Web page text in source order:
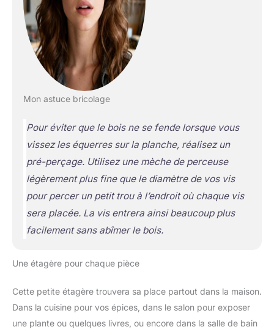
Mon astuce bricolage
Pour éviter que le bois ne se fende lorsque vous
vissez les équerres sur la planche, réalisez un
pré-perçage. Utilisez une mèche de perceuse
légèrement plus fine que le diamètre de vos vis
pour percer un petit trou à l’endroit où chaque vis
sera placée. La vis entrera ainsi beaucoup plus
facilement sans abîmer le bois.
Une étagère pour chaque pièce
Cette petite étagère trouvera sa place partout dans la maison.
Dans la cuisine pour vos épices, dans le salon pour exposer
une plante ou quelques livres, ou encore dans la salle de bain